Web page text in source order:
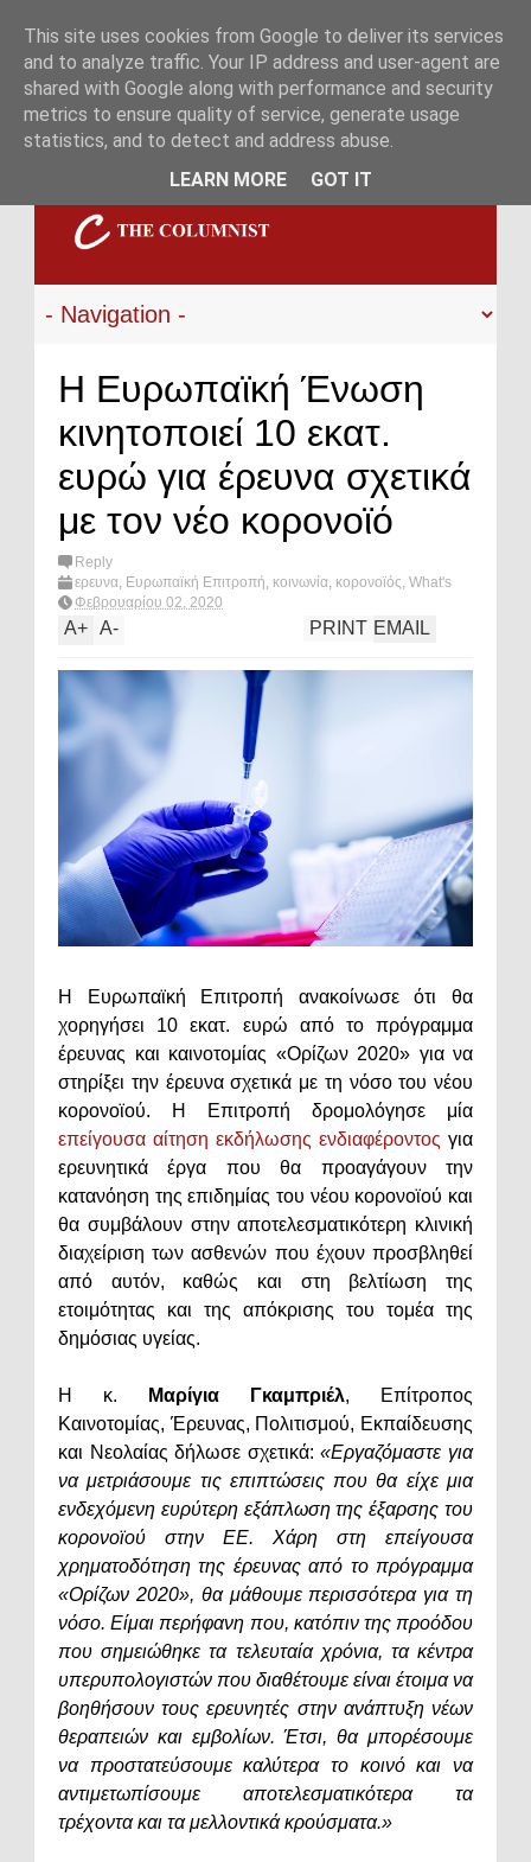
Η Ευρωπαϊκή Ένωση
κινητοποιεί 10 εκατ.
ευρώ για έρευνα σχετικά
με τον νέο κορονοϊό
Reply
ερευνα, Ευρωπαϊκή Επιτροπή, κοινωνία, κορονοϊός, What's
hot?
Φεβρουαρίου 02, 2020
A+ A- EMAIL
PRINT
Η Ευρωπαϊκή Επιτροπή ανακοίνωσε ότι θα
χορηγήσει 10 εκατ. ευρώ από το πρόγραμμα
έρευνας και καινοτομίας «Ορίζων 2020» για να
στηρίξει την έρευνα σχετικά με τη νόσο του νέου
κορονοϊού. Η Επιτροπή δρομολόγησε μία
επείγουσα αίτηση εκδήλωσης ενδιαφέροντος για
ερευνητικά έργα που θα προαγάγουν την
κατανόηση της επιδημίας του νέου κορονοϊού και
θα συμβάλουν στην αποτελεσματικότερη κλινική
διαχείριση των ασθενών που έχουν προσβληθεί
από αυτόν, καθώς και στη βελτίωση της
ετοιμότητας και της απόκρισης του τομέα της
δημόσιας υγείας.
Η κ. Μαρίγια Γκαμπριέλ, Επίτροπος
Καινοτομίας, Έρευνας, Πολιτισμού, Εκπαίδευσης
και Νεολαίας δήλωσε σχετικά:«Εργαζόμαστε για
να μετριάσουμε τις επιπτώσεις που θα είχε μια
ενδεχόμενη ευρύτερη εξάπλωση της έξαρσης του
κορονοϊού στην ΕΕ. Χάρη στη επείγουσα
χρηματοδότηση της έρευνας από το πρόγραμμα
«Ορίζων 2020», θα μάθουμε περισσότερα για τη
νόσο. Είμαι περήφανη που, κατόπιν της προόδου
που σημειώθηκε τα τελευταία χρόνια, τα κέντρα
υπερυπολογιστών που διαθέτουμε είναι έτοιμα να
βοηθήσουν τους ερευνητές στην ανάπτυξη νέων
θεραπειών και εμβολίων. Έτσι, θα μπορέσουμε
να προστατεύσουμε καλύτερα το κοινό και να
αντιμετωπίσουμε αποτελεσματικότερα τα
τρέχοντα και τα μελλοντικά κρούσματα.»
This site uses cookies from Google to deliver its services
and to analyze traffic. Your IP address and user-agent are
shared with Google along with performance and security
metrics to ensure quality of service, generate usage
statistics, and to detect and address abuse.
LEARN MORE
GOT IT